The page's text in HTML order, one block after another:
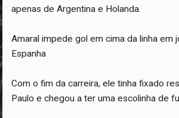
apenas de Argentina e Holanda.
Amaral impede gol em cima da linha em
Espanha
Com o fim da carreira, ele tinha fixado
Paulo e chegou a ter uma escolinha de